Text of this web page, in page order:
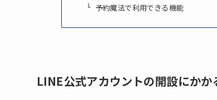
予約魔法で利用できる機能
LINE公式アカウントの開設にかか